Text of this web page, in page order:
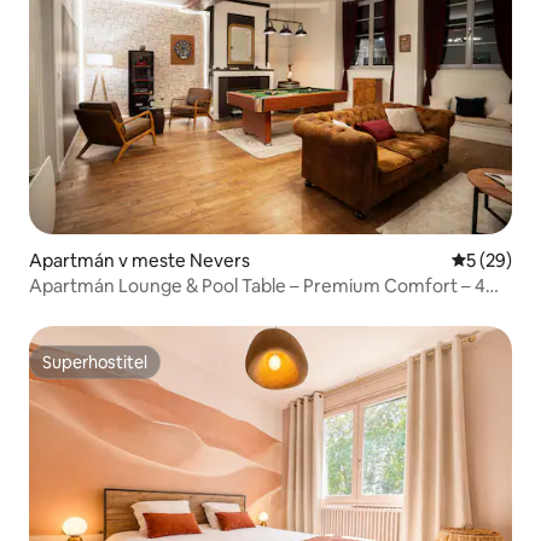
Apartmán v meste Nevers
5 (29)
Apartmán Lounge & Pool Table – Premium Comfort – 4
Superhostiteľ
Superhostiteľ